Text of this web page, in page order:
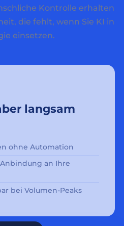
Kontrolle erhalten
die fehlt, wenn Sie KI in
einsetzen.
langsam
ohne Automation
an Ihre
bei Volumen-Peaks